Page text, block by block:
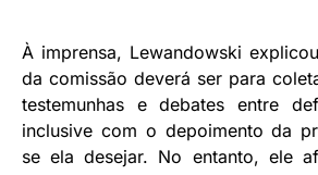
À imprensa, Lewandowski
da comissão deverá ser para
testemunhas e debates entre
inclusive com o depoimento da
se ela desejar. No entanto, ele